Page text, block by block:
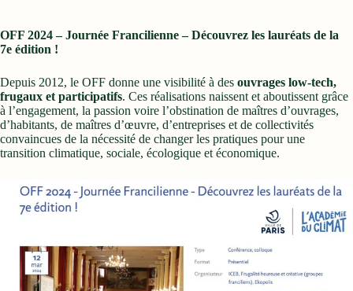
OFF 2024 – Journée Francilienne – Découvrez les lauréats de la
7e édition !
Depuis 2012, le OFF donne une visibilité à des ouvrages low-tech,
frugaux et participatifs. Ces réalisations naissent et aboutissent grâce
à l’engagement, la passion voire l’obstination de maîtres d’ouvrages,
d’habitants, de maîtres d’œuvre, d’entreprises et de collectivités
convaincues de la nécessité de changer les pratiques pour une
transition climatique, sociale, écologique et économique.